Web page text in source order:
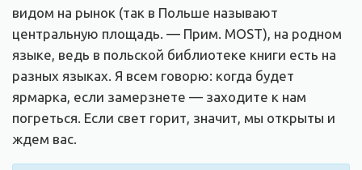
видом на рынок (так в Польше называют
центральную площадь. — Прим. MOST), на родном
языке, ведь в польской библиотеке книги есть на
разных языках. Я всем говорю: когда будет
ярмарка, если замерзнете — заходите к нам
погреться. Если свет горит, значит, мы открыты и
ждем вас.